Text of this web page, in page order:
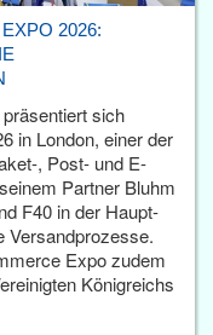
2026:
sich
in London, einer der
, Post- und E-
Partner Bluhm
F40 in der Haupt­
Versandprozesse.
Expo zudem
Königreichs